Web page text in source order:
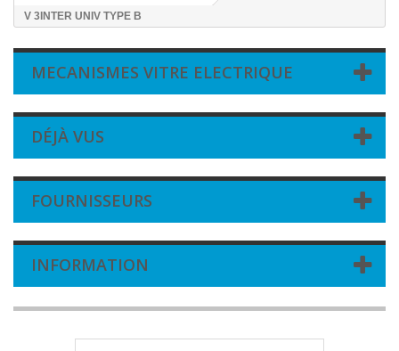
V 3INTER UNIV TYPE B
MECANISMES VITRE ELECTRIQUE
DÉJÀ VUS
FOURNISSEURS
INFORMATION